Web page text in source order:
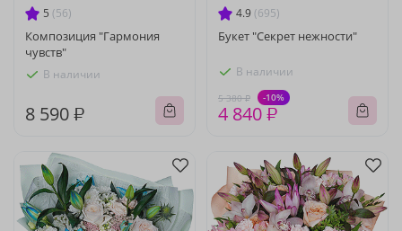
5 (56)
Композиция "Гармония
чувств"
В наличии
8 590 ₽
4.9 (695)
Букет "Секрет нежности"
В наличии
5 380 ₽ -10%
4 840 ₽